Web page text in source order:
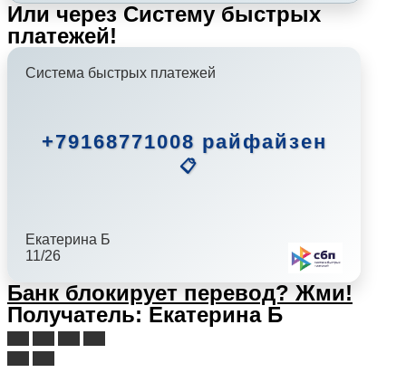
Или через Систему быстрых
платежей!
Система быстрых платежей
+79168771008 райфайзен
📋
Екатерина Б
11/26
Банк блокирует перевод? Жми!
Получатель: Екатерина Б